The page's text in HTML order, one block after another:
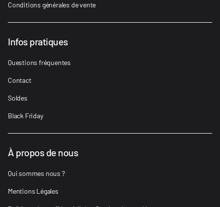
Conditions générales de vente
Infos pratiques
Questions fréquentes
Contact
Soldes
Black Friday
À propos de nous
Qui sommes nous ?
Mentions Légales